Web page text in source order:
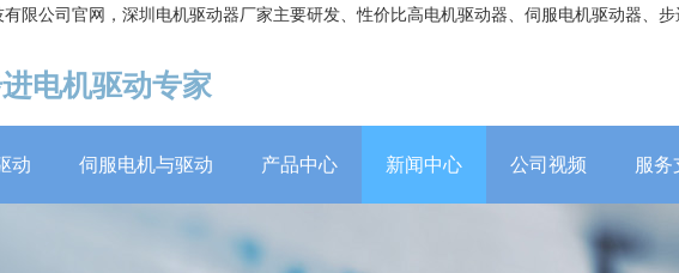
限公司官网，深圳电机驱动器厂家主要研发、性价比高电机驱动器、伺服电机驱动器、步
电机驱动专家
动 伺服电机与驱动 产品中心 新闻中心 公司视频 服务